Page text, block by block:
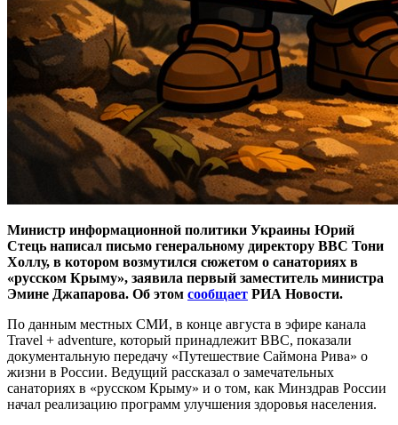
Министр информационной политики Украины Юрий
Стець написал письмо генеральному директору BBC Тони
Холлу, в котором возмутился сюжетом о санаториях в
«русском Крыму», заявила первый заместитель министра
Эмине Джапарова. Об этом сообщает РИА Новости.
По данным местных СМИ, в конце августа в эфире канала
Travel + adventure, который принадлежит BBC, показали
документальную передачу «Путешествие Саймона Рива» о
жизни в России. Ведущий рассказал о замечательных
санаториях в «русском Крыму» и о том, как Минздрав России
начал реализацию программ улучшения здоровья населения.